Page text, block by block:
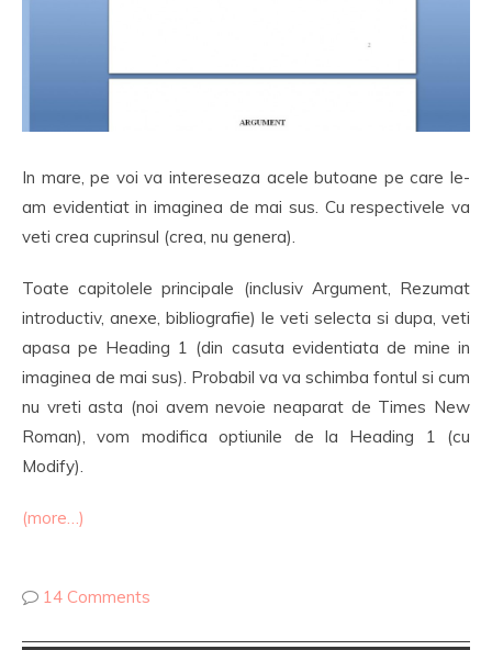
In mare, pe voi va intereseaza acele butoane pe care le-
am evidentiat in imaginea de mai sus. Cu respectivele va
veti crea cuprinsul (crea, nu genera).
Toate capitolele principale (inclusiv Argument, Rezumat
introductiv, anexe, bibliografie) le veti selecta si dupa, veti
apasa pe Heading 1 (din casuta evidentiata de mine in
imaginea de mai sus). Probabil va va schimba fontul si cum
nu vreti asta (noi avem nevoie neaparat de Times New
Roman), vom modifica optiunile de la Heading 1 (cu
Modify).
(more…)
14 Comments